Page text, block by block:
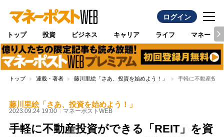
ログイン
トップ 投資 ビジネス キャリア ライフ マネー
トップ 連載・著者 藤川里絵「さあ、投資を始めよう！」 手軽に不動産投
藤川里絵「さあ、投資を始めよう！」
2023.09.24 19:00 マネーポストWEB
手軽に不動産投資ができる「REIT」を資